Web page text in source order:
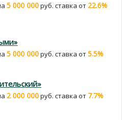
5 000 000руб. cтавка от 22.6%
5 000 000руб. cтавка от5.5%
2 000 000руб. cтавка от 7.7%